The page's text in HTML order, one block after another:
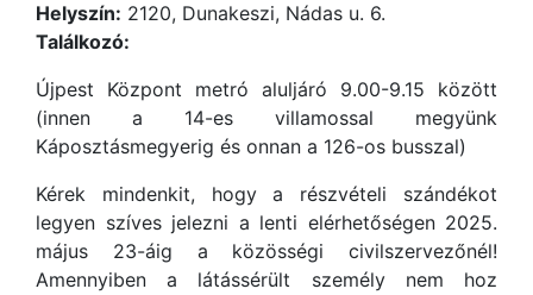
Helyszín: 2120, Dunakeszi, Nádas u. 6.
Találkozó:
Újpest Központ metró aluljáró 9.00-9.15 között
(innen a 14-es villamossal megyünk
Káposztásmegyerig és onnan a 126-os busszal)
Kérek mindenkit, hogy a részvételi szándékot
legyen szíves jelezni a lenti elérhetőségen 2025.
május 23-áig a közösségi civilszervezőnél!
Amennyiben a látássérült személy nem hoz